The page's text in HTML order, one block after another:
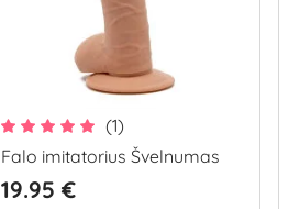
(1)
Falo imitatorius Švelnumas
19.95 €